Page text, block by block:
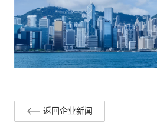
返回企业新闻